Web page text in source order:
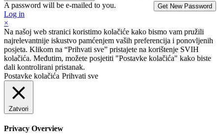
A password will be e-mailed to you.
Log in
×
Na našoj web stranici koristimo kolačiće kako bismo vam pružili
najrelevantnije iskustvo pamćenjem vaših preferencija i ponovljenih
posjeta. Klikom na “Prihvati sve” pristajete na korištenje SVIH
kolačića. Međutim, možete posjetiti "Postavke kolačića" kako biste
dali kontrolirani pristanak.
Postavke kolačića Prihvati sve
Zatvori
Privacy Overview